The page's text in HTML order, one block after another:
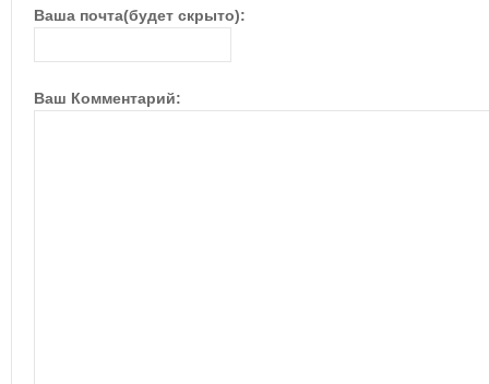
Ваша почта(будет скрыто):
Ваш Комментарий: